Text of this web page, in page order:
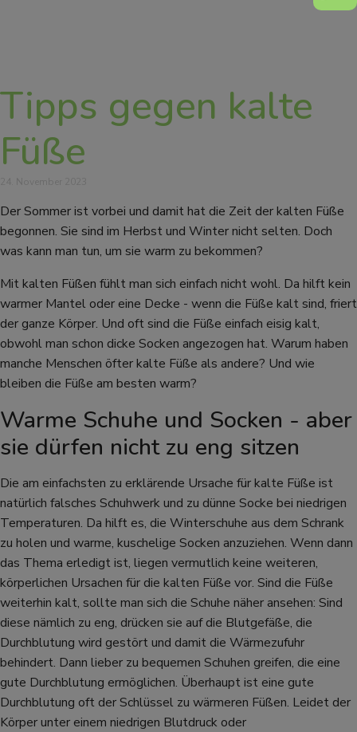
Tipps gegen kalte
Füße
Der Sommer ist vorbei und damit hat die Zeit der kalten Füße
begonnen. Sie sind im Herbst und Winter nicht selten. Doch
was kann man tun, um sie warm zu bekommen?
Mit kalten Füßen fühlt man sich einfach nicht wohl. Da hilft kein
warmer Mantel oder eine Decke - wenn die Füße kalt sind, friert
der ganze Körper. Und oft sind die Füße einfach eisig kalt,
obwohl man schon dicke Socken angezogen hat. Warum haben
manche Menschen öfter kalte Füße als andere? Und wie
bleiben die Füße am besten warm?
Warme Schuhe und Socken - aber
sie dürfen nicht zu eng sitzen
Die am einfachsten zu erklärende Ursache für kalte Füße ist
natürlich falsches Schuhwerk und zu dünne Socke bei niedrigen
Temperaturen. Da hilft es, die Winterschuhe aus dem Schrank
zu holen und warme, kuschelige Socken anzuziehen. Wenn dann
das Thema erledigt ist, liegen vermutlich keine weiteren,
körperlichen Ursachen für die kalten Füße vor. Sind die Füße
weiterhin kalt, sollte man sich die Schuhe näher ansehen: Sind
diese nämlich zu eng, drücken sie auf die Blutgefäße, die
Durchblutung wird gestört und damit die Wärmezufuhr
behindert. Dann lieber zu bequemen Schuhen greifen, die eine
gute Durchblutung ermöglichen. Überhaupt ist eine gute
Durchblutung oft der Schlüssel zu wärmeren Füßen. Leidet der
Körper unter einem niedrigen Blutdruck oder